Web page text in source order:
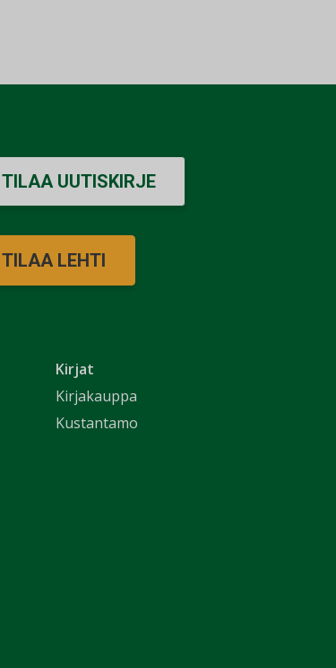
Kirjat
Kirjakauppa
Kustantamo
TILAA UUTISKIRJE
TILAA LEHTI